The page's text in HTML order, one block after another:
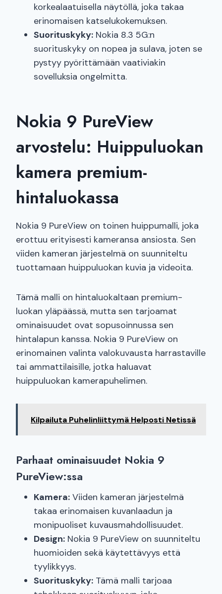
korkealaatuisella näytöllä, joka takaa
erinomaisen katselukokemuksen.
Suorituskyky: Nokia 8.3 5G:n
suorituskyky on nopea ja sulava, joten se
pystyy pyörittämään vaativiakin
sovelluksia ongelmitta.
Nokia 9 PureView
arvostelu: Huippuluokan
kamera premium-
hintaluokassa
Nokia 9 PureView on toinen huippumalli, joka
erottuu erityisesti kameransa ansiosta. Sen
viiden kameran järjestelmä on suunniteltu
tuottamaan huippuluokan kuvia ja videoita.
Tämä malli on hintaluokaltaan premium-
luokan yläpäässä, mutta sen tarjoamat
ominaisuudet ovat sopusoinnussa sen
hintalapun kanssa. Nokia 9 PureView on
erinomainen valinta valokuvausta harrastaville
tai ammattilaisille, jotka haluavat
huippuluokan kamerapuhelimen.
Kilpailuta Puhelinliittymä Helposti Netissä
Parhaat ominaisuudet Nokia 9
PureView:ssa
Kamera: Viiden kameran järjestelmä
takaa erinomaisen kuvanlaadun ja
monipuoliset kuvausmahdollisuudet.
Design: Nokia 9 PureView on suunniteltu
huomioiden sekä käytettävyys että
tyylikkyys.
Suorituskyky: Tämä malli tarjoaa